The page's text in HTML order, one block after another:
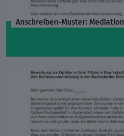
Anschreiben-Muster: Mediation